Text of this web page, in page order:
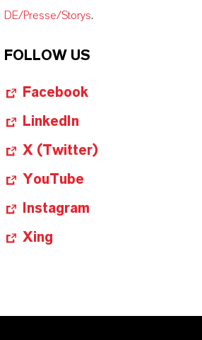
DE/Presse/Storys.
FOLLOW US
Facebook
LinkedIn
X (Twitter)
YouTube
Instagram
Xing